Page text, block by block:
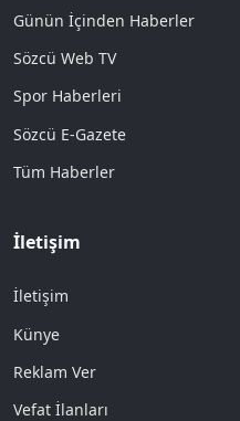
Günün İçinden Haberler
Sözcü Web TV
Spor Haberleri
Sözcü E-Gazete
Tüm Haberler
İletişim
İletişim
Künye
Reklam Ver
Vefat İlanları